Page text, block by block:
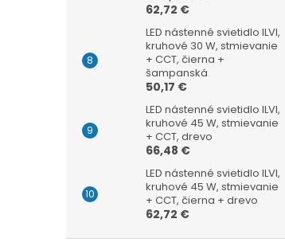
62,72 €
LED nástenné svietidlo ILVI,
kruhové 30 W, stmievanie
+ CCT, čierna +
šampanská
50,17 €
LED nástenné svietidlo ILVI,
kruhové 45 W, stmievanie
+ CCT, drevo
66,48 €
LED nástenné svietidlo ILVI,
kruhové 45 W, stmievanie
+ CCT, čierna + drevo
62,72 €